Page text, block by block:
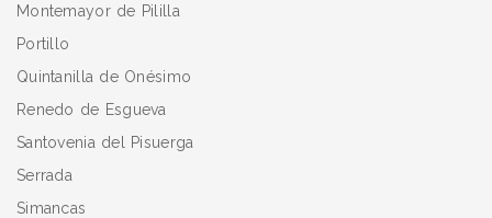
Montemayor de Pililla
Portillo
Quintanilla de Onésimo
Renedo de Esgueva
Santovenia del Pisuerga
Serrada
Simancas